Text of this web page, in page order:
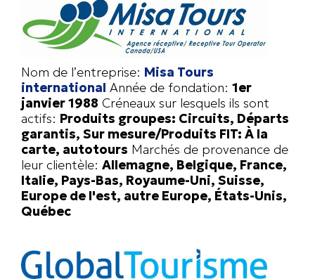
Nom de l’entreprise: Misa Tours
international Année de fondation: 1er
janvier 1988 Créneaux sur lesquels ils sont
actifs: Produits groupes: Circuits, Départs
garantis, Sur mesure/Produits FIT: À la
carte, autotours Marchés de provenance de
leur clientèle: Allemagne, Belgique, France,
Italie, Pays-Bas, Royaume-Uni, Suisse,
Europe de l'est, autre Europe, États-Unis,
Québec